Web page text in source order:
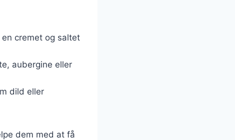
cremet og saltet
aubergine eller
dild eller
dem med at få